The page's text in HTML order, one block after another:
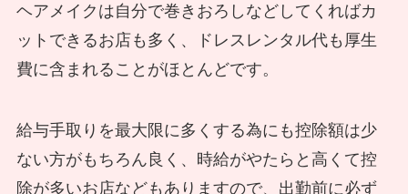
ヘアメイクは自分で巻きおろしなどしてくればカ
ットできるお店も多く、ドレスレンタル代も厚生
費に含まれることがほとんどです。
給与手取りを最大限に多くする為にも控除額は少
ない方がもちろん良く、時給がやたらと高くて控
除が多いお店などもありますので、出勤前に必ず